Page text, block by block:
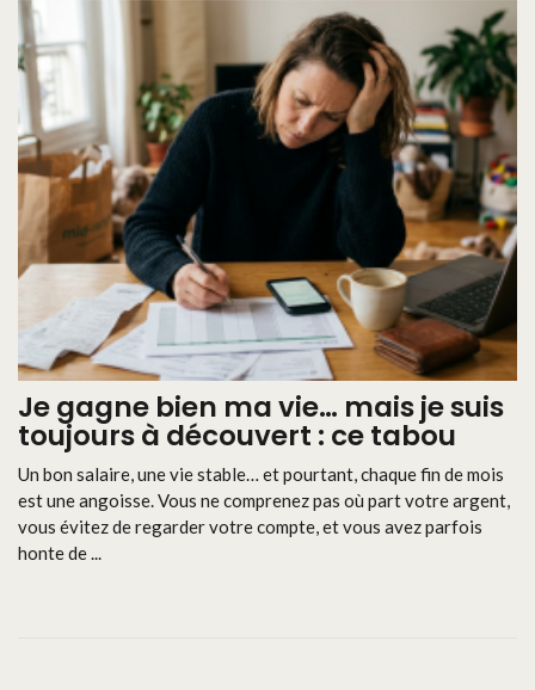
Je gagne bien ma vie… mais je suis
toujours à découvert : ce tabou
Un bon salaire, une vie stable… et pourtant, chaque fin de mois
est une angoisse. Vous ne comprenez pas où part votre argent,
vous évitez de regarder votre compte, et vous avez parfois
honte de ...